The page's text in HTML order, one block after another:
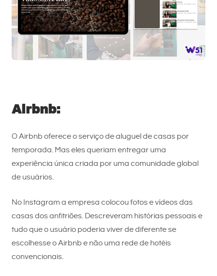
Airbnb:
O Airbnb oferece o serviço de aluguel de casas por
temporada. Mas eles queriam entregar uma
experiência única criada por uma comunidade global
de usuários.
No Instagram a empresa colocou fotos e vídeos das
casas dos anfitriões. Descreveram histórias pessoais e
tudo que o usuário poderia viver de diferente se
escolhesse o Airbnb e não uma rede de hotéis
convencionais.